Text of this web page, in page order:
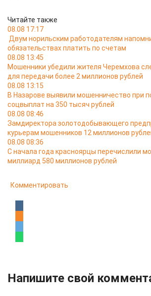
Читайте также
08.08 17:17
Двум норильским работодателям
обязательствах платить по счетам
08.08 13:45
Мошенники убедили жителя Черемхова
для передачи более 2 миллионов рублей
08.08 13:15
В Назарове выявили мошенничество при
соцвыплат на 350 тысяч рублей
08.08 08:46
Замдиректора золотодобывающего
курьерам мошенников 12 миллионов
08.08 08:36
С начала года красноярцы перечислили
миллиард 580 миллионов рублей
Комментировать
Напишите свой